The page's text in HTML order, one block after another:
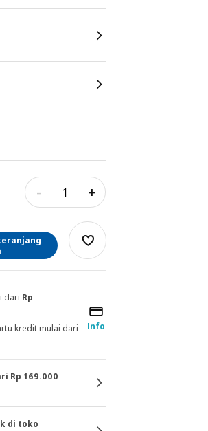
- +
dari Rp
Info
kredit mulai dari
Rp 169.000
di toko